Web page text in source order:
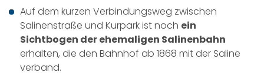
Auf dem kurzen Verbindungsweg zwischen
Salinenstraße und Kurpark ist noch ein
Sichtbogen der ehemaligen Salinenbahn
erhalten, die den Bahnhof ab 1868 mit der Saline
verband.